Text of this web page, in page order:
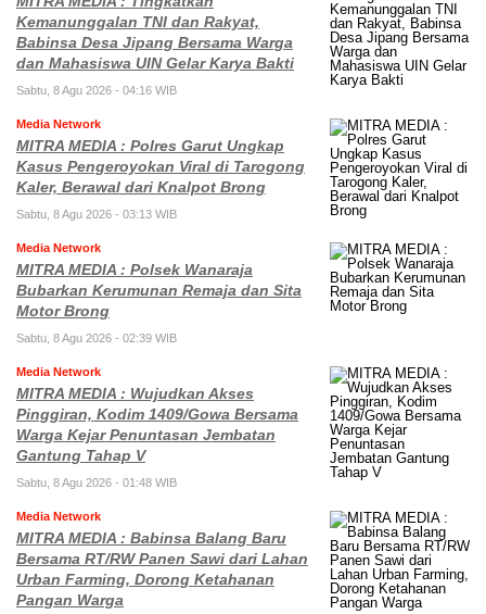
Kemanunggalan TNI dan Rakyat,
Babinsa Desa Jipang Bersama Warga
dan Mahasiswa UIN Gelar Karya Bakti
Sabtu, 8 Agu 2026 - 04:16 WIB
Media Network
MITRA MEDIA : Polres Garut Ungkap
Kasus Pengeroyokan Viral di Tarogong
Kaler, Berawal dari Knalpot Brong
Sabtu, 8 Agu 2026 - 03:13 WIB
Media Network
MITRA MEDIA : Polsek Wanaraja
Bubarkan Kerumunan Remaja dan Sita
Motor Brong
Sabtu, 8 Agu 2026 - 02:39 WIB
Media Network
MITRA MEDIA : Wujudkan Akses
Pinggiran, Kodim 1409/Gowa Bersama
Warga Kejar Penuntasan Jembatan
Gantung Tahap V
Sabtu, 8 Agu 2026 - 01:48 WIB
Media Network
MITRA MEDIA : Babinsa Balang Baru
Bersama RT/RW Panen Sawi dari Lahan
Urban Farming, Dorong Ketahanan
Pangan Warga